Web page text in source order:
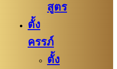
สูตร
ตั้ง
ครรภ์
ตั้ง